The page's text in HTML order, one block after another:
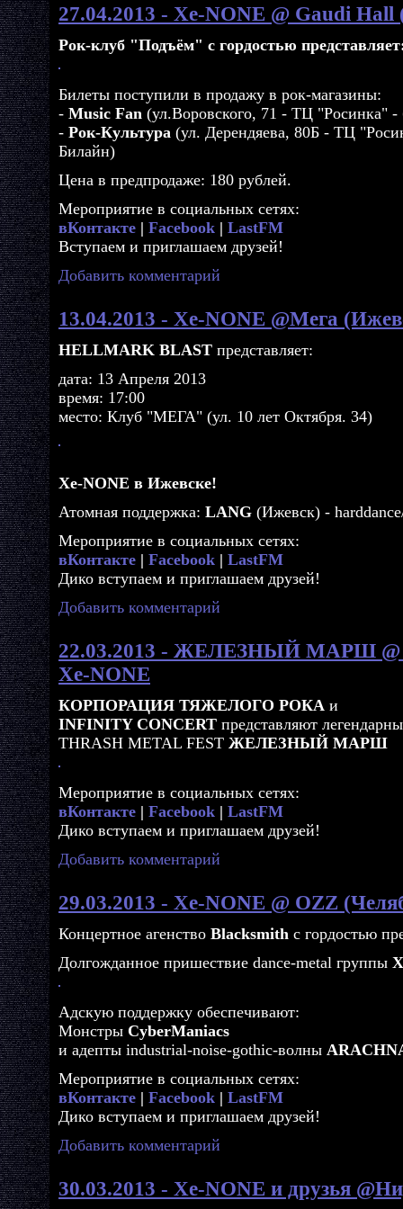
27.04.2013 - Xe-NONE @ Gaudi Hall
Рок-клуб "Подъём" с гордостью
Билеты поступили в продажу в рок-магазины:
- Music Fan (ул.Воровского, 71 - ТЦ "Росинка"
- Рок-Культура (ул. Дерендяева, 80Б - ТЦ
Билайн)
Цена в предпродаже: 180 рублей.
Мероприятие в социальных сетях:
вКонтакте | Facebook | LastFM
Вступаем и приглашаем друзей!
Добавить комментарий
13.04.2013 - Xe-NONE @Мега
HELLMARK BLAST представляет:
дата: 13 Апреля 2013
время: 17:00
место: Клуб "МЕГА" (ул. 10 лет Октября. 34)
Xe-NONE в Ижевске!
Атомная поддержка: LANG (Ижевск) -
Мероприятие в социальных сетях:
вКонтакте | Facebook | LastFM
Дико вступаем и приглашаем друзей!
Добавить комментарий
22.03.2013 - ЖЕЛЕЗНЫЙ МАРШ @
Xe-NONE
КОРПОРАЦИЯ ТЯЖЕЛОГО РОКА и
INFINITY CONCERT представляют
THRASH METAL FEST ЖЕЛЕЗНЫЙ МАРШ
Мероприятие в социальных сетях:
вКонтакте | Facebook | LastFM
Дико вступаем и приглашаем друзей!
Добавить комментарий
29.03.2013 - Xe-NONE @ OZZ
Концертное агенство Blacksmith с гордостью
Долгожданное пришествие dance-metal группы
Адскую поддержку обеспечивают:
Монстры CyberManiacs
и адепты industrial-noise-gothic-волны
Мероприятие в социальных сетях:
вКонтакте | Facebook | LastFM
Дико вступаем и приглашаем друзей!
Добавить комментарий
30.03.2013 - Xe-NONE и друзья